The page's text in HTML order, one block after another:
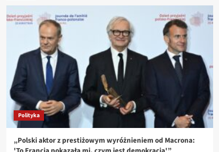
Polityka
„Polski aktor z prestiżowym wyróżnieniem od Macrona: